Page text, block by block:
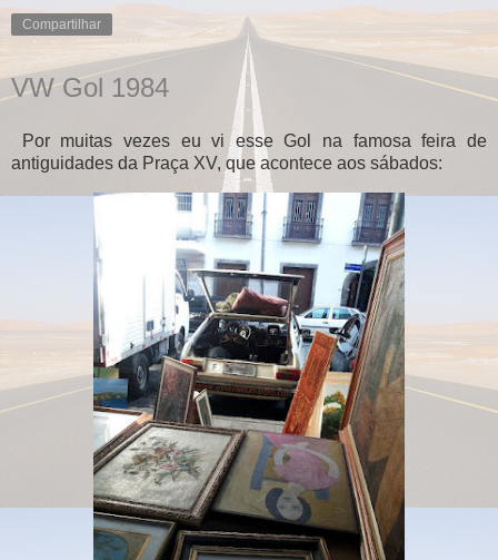
Compartilhar
VW Gol 1984
Por muitas vezes eu vi esse Gol na famosa feira de
antiguidades da Praça XV, que acontece aos sábados: